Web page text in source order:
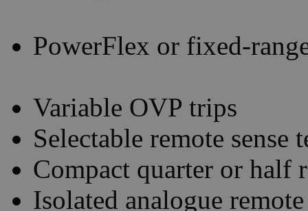
PowerFlex or fixed-
Variable OVP trips
Selectable remote sense
Compact quarter or half
Isolated analogue